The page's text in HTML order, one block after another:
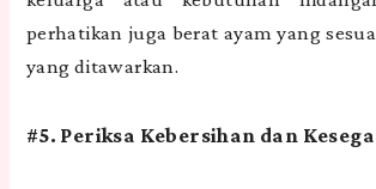
perhatikan juga berat ayam yang
yang ditawarkan.
#5. Periksa Kebersihan dan